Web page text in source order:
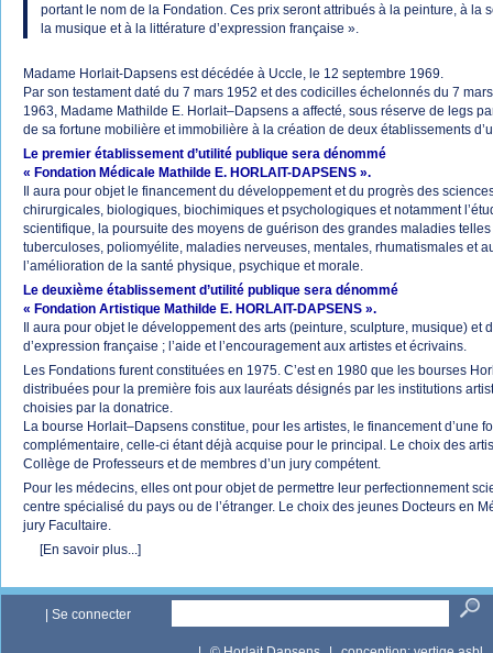
portant le nom de la Fondation. Ces prix seront attribués à la peinture, à la
la musique et à la littérature d’expression française ».
Madame Horlait-Dapsens est décédée à Uccle, le 12 septembre 1969.
Par son testament daté du 7 mars 1952 et des codicilles échelonnés du 7
1963, Madame Mathilde E. Horlait–Dapsens a affecté, sous réserve de legs
de sa fortune mobilière et immobilière à la création de deux établissements
Le premier établissement d’utilité publique sera dénommé
« Fondation Médicale Mathilde E. HORLAIT-DAPSENS ».
Il aura pour objet le financement du développement et du progrès des
chirurgicales, biologiques, biochimiques et psychologiques et notamment
scientifique, la poursuite des moyens de guérison des grandes maladies
tuberculoses, poliomyélite, maladies nerveuses, mentales, rhumatismales et
l’amélioration de la santé physique, psychique et morale.
Le deuxième établissement d’utilité publique sera dénommé
« Fondation Artistique Mathilde E. HORLAIT-DAPSENS ».
Il aura pour objet le développement des arts (peinture, sculpture, musique) et
d’expression française ; l’aide et l’encouragement aux artistes et écrivains.
Les Fondations furent constituées en 1975. C’est en 1980 que les bourses
distribuées pour la première fois aux lauréats désignés par les institutions
choisies par la donatrice.
La bourse Horlait–Dapsens constitue, pour les artistes, le financement d’une
complémentaire, celle-ci étant déjà acquise pour le principal. Le choix des
Collège de Professeurs et de membres d’un jury compétent.
Pour les médecins, elles ont pour objet de permettre leur perfectionnement
centre spécialisé du pays ou de l’étranger. Le choix des jeunes Docteurs en
jury Facultaire.
[En savoir plus...]
Se connecter